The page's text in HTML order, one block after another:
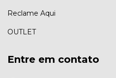
Reclame Aqui
OUTLET
Entre em contato